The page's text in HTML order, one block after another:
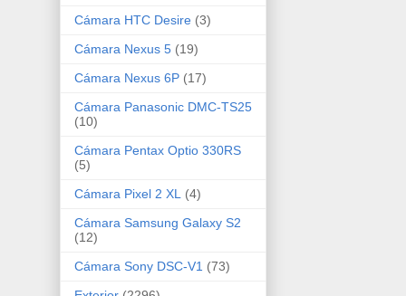
Cámara HTC Desire (3)
Cámara Nexus 5 (19)
Cámara Nexus 6P (17)
Cámara Panasonic DMC-TS25
(10)
Cámara Pentax Optio 330RS
(5)
Cámara Pixel 2 XL
(4)
Cámara Samsung Galaxy S2
(12)
Cámara Sony DSC-V1 (73)